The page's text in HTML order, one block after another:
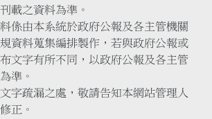
載之資料為準。
係由本系統於政府公報及各主管機關
資料蒐集編排製作，若與政府公報或
文字有所不同，以政府公報及各主管
準。
字疏漏之處，敬請告知本網站管理人
正。